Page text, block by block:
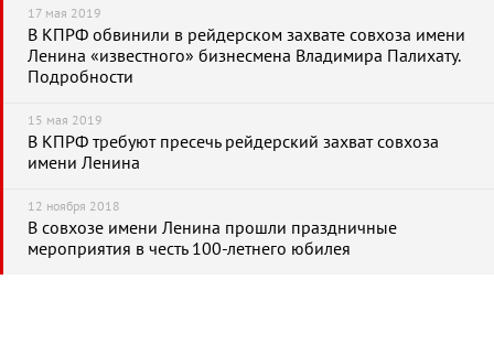
17 мая 2019
В КПРФ обвинили в рейдерском захвате совхоза имени
Ленина «известного» бизнесмена Владимира Палихату.
Подробности
15 мая 2019
В КПРФ требуют пресечь рейдерский захват совхоза
имени Ленина
12 ноября 2018
В совхозе имени Ленина прошли праздничные
мероприятия в честь 100-летнего юбилея